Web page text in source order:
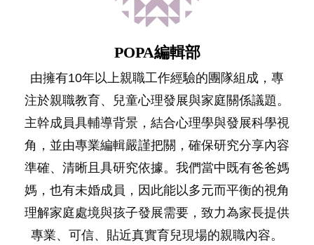
POPA編輯部
由擁有10年以上親職工作經驗的團隊組成，專
注於親職教育、兒童心理發展與家庭關係議題。
主幹成員具輔導背景，結合心理學與發展科學視
角，並由專業編輯嚴謹把關，確保研究分享內容
準確、清晰且具研究依據。我們當中既有爸爸媽
媽，也有未婚成員，因此能以多元而平衡的視角
理解家庭處境與孩子發展需要，致力為家長提供
專業、可信、貼近真實育兒現場的親職內容。